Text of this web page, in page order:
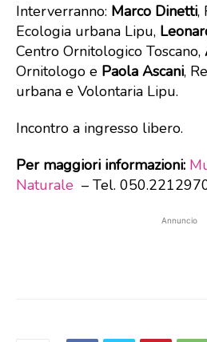
Interverranno: Marco Dinetti,
Ecologia urbana Lipu,
Centro Ornitologico Toscano,
Ornitologo e Paola Ascani,
urbana e Volontaria Lipu.
Incontro a ingresso libero.
Per maggiori informazioni:
Naturale – Tel.
Annuncio